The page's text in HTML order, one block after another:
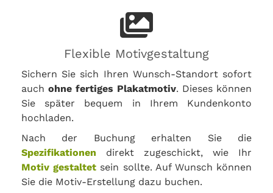
Flexible Motivgestaltung
Sichern Sie sich Ihren Wunsch-Standort sofort
auch ohne fertiges Plakatmotiv. Dieses können
Sie später bequem in Ihrem Kundenkonto
hochladen.
Nach der Buchung erhalten Sie die
Spezifikationen direkt zugeschickt, wie Ihr
Motiv gestaltet sein sollte. Auf Wunsch können
Sie die Motiv-Erstellung dazu buchen.